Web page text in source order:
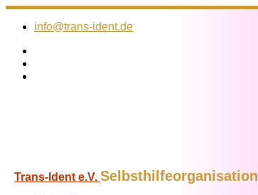
Zum
Inhalt
info@trans-ident.de
Trans-Ident e.V. Selbsthilfeorganisation